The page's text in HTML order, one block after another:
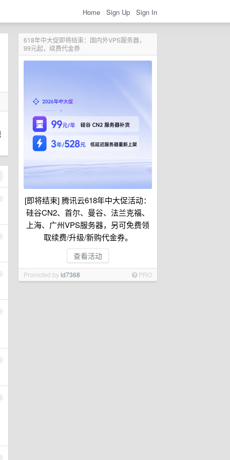
Home Sign Up Sign In
618年中大促即将结束：国内外VPS服务器，
99元起，续费代金券
[即将结束] 腾讯云618年中大促活动：
硅谷CN2、首尔、曼谷、法兰克福、
上海、广州VPS服务器，另可免费领
取续费/升级/新购代金券。
查看活动
Promoted byid7368 PRO